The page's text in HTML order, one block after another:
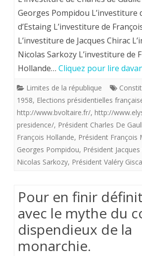
Georges Pompidou L’investiture
d’Estaing L’investiture de
L’investiture de Jacques Chirac
Nicolas Sarkozy L’investiture de
Hollande… Cliquez pour lire
Limites de la république
1958, Elections présidentielles
http://www.bvoltaire.fr/, http://
presidence/, Président Charles De
François Hollande, Président François
Georges Pompidou, Président
Nicolas Sarkozy, Président Valéry
Pour en finir
avec le mythe du
dispendieux de la
monarchie.